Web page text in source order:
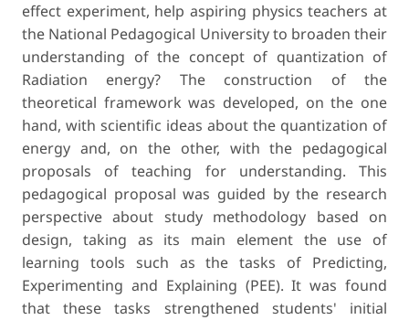
effect experiment, help aspiring physics teachers at
the National Pedagogical University to broaden their
understanding of the concept of quantization of
Radiation energy? The construction of the
theoretical framework was developed, on the one
hand, with scientific ideas about the quantization of
energy and, on the other, with the pedagogical
proposals of teaching for understanding. This
pedagogical proposal was guided by the research
perspective about study methodology based on
design, taking as its main element the use of
learning tools such as the tasks of Predicting,
Experimenting and Explaining (PEE). It was found
that these tasks strengthened students' initial